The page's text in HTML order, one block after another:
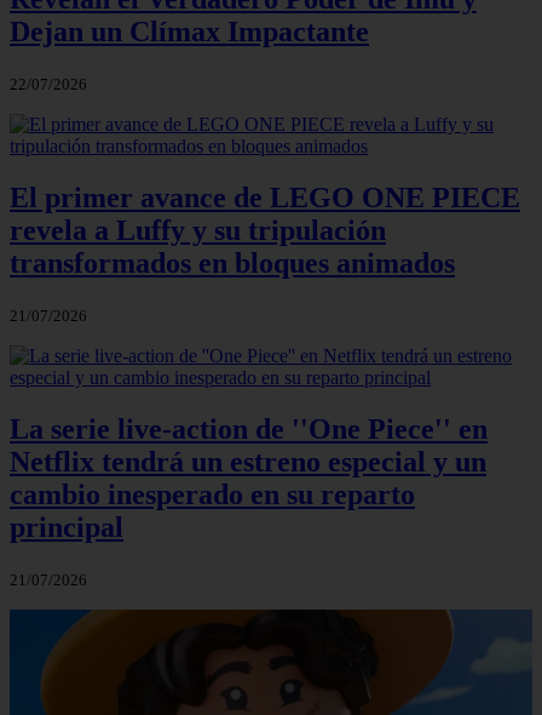
Dejan un Clímax Impactante
22/07/2026
El primer avance de LEGO ONE PIECE
revela a Luffy y su tripulación
transformados en bloques animados
21/07/2026
La serie live-action de ''One Piece'' en
Netflix tendrá un estreno especial y un
cambio inesperado en su reparto
principal
21/07/2026